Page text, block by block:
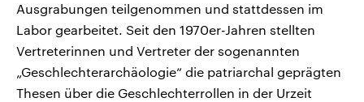
Ausgrabungen teilgenommen und stattdessen im
Labor gearbeitet. Seit den 1970er-Jahren stellten
Vertreterinnen und Vertreter der sogenannten
„Geschlechterarchäologie“ die patriarchal geprägten
Thesen über die Geschlechterrollen in der Urzeit